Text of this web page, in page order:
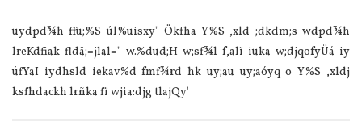
uydpd¾h ffu;%S úl%uisxy" Ökfha Y%S ,xld ;dkdm;s wdpd¾h
lreKdfiak fldä;=jlal=" w.%dud;H w;sf¾l f,alï iuka w;djqofyÜá iy
úfYaI iydhsld iekav%d fmf¾rd hk uy;au uy;aóyq o Y%S ,xldj
ksfhdackh lrñka fï wjia:djg tlajQy'